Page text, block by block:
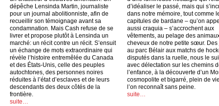
dépêche Lensinda Martin, journaliste
pour un journal abolitionniste, afin de
recueillir son témoignage avant sa
condamnation. Mais Cash refuse de se
livrer et propose plutôt à Lensinda un
marché: un récit contre un récit. S’ensuit
un échange de mots extraordinaire qui
révèle l’histoire entremêlée du Canada
et des États-Unis, celle des peuples
autochtones, des personnes noires
réduites à l’état d’esclaves et de leurs
descendants des deux côtés de la
frontière.
suite…
d’idéaliser le passé, mais qui
dans notre mémoire, tout comme
capitules de bardane – qu’on
aussi craquia – s’accrochent aux
vêtements, au pelage des
cheveux de notre petite sœur. Des
au parc Bélair aux matchs de
disputés dans la ruelle, nous le
avec délectation sur les chemins
l’enfance, à la découverte d’un
cosmopolite et bigarré, plein de
l’on reconnaît sans peine.
suite…